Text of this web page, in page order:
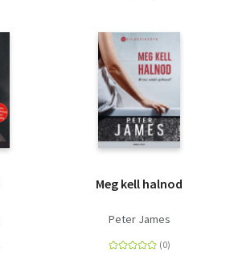
Meg kell halnod
Peter James